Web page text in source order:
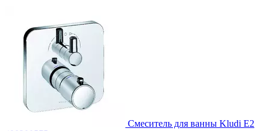
Смеситель для ванны Kludi E2